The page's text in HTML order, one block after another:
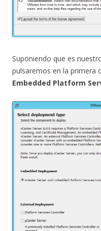
Suponiendo que es
pulsaremos en la primera
Embedded Platform